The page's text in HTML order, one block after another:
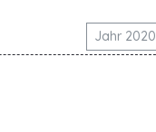
Jahr 2020